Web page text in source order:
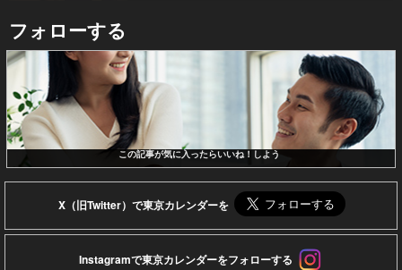
フォローする
この記事が気に入ったらいいね！しよう
X（旧Twitter）で東京カレンダーを
Instagramで東京カレンダーをフォローする